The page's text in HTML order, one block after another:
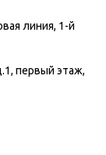
линия, 1-й
первый этаж,